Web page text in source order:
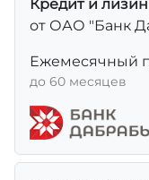
Кредит и
от ОАО "Банк
Ежемесячный
до 60 месяцев